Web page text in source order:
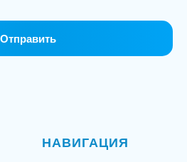
Отправить
НАВИГАЦИЯ